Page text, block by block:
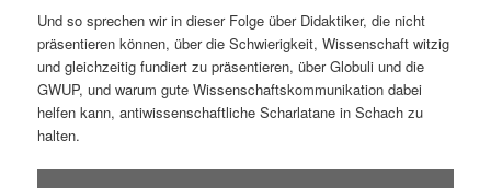
e
n
n
g
e
n
Und so sprechen wir in dieser Folge über Didaktiker, die nicht
präsentieren können, über die Schwierigkeit, Wissenschaft witzig
und gleichzeitig fundiert zu präsentieren, über Globuli und die
GWUP, und warum gute Wissenschaftskommunikation dabei
helfen kann, antiwissenschaftliche Scharlatane in Schach zu
halten.